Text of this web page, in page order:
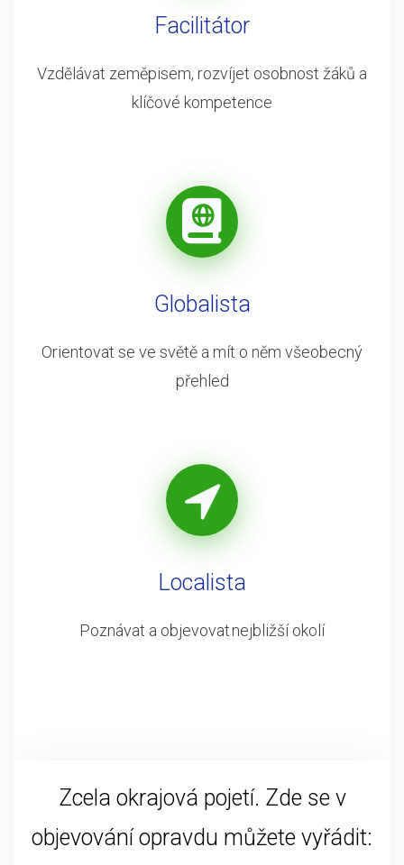
Facilitátor
Vzdělávat zeměpisem, rozvíjet osobnost žáků a
klíčové kompetence
Globalista
Orientovat se ve světě a mít o něm všeobecný
přehled
Localista
Poznávat a objevovat nejbližší okolí
Zcela okrajová pojetí. Zde se v
objevování opravdu můžete vyřádit: